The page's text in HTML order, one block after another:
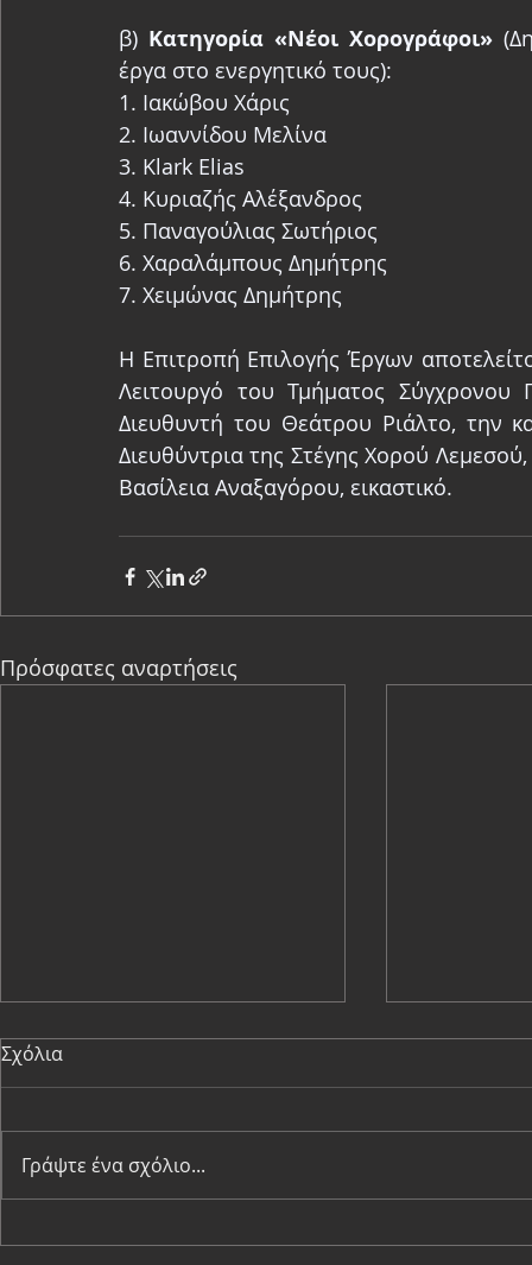
β) Κατηγορία «Νέοι Χορογράφοι»
έργα στο ενεργητικό τους):
1. Ιακώβου Χάρις
2. Ιωαννίδου Μελίνα
3. Klark Elias
4. Κυριαζής Αλέξανδρος
5. Παναγούλιας Σωτήριος
6. Χαραλάμπους Δημήτρης
7. Χειμώνας Δημήτρης
Η Επιτροπή Επιλογής Έργων
Λειτουργό του Τμήματος Σύγχρονου
Διευθυντή του Θεάτρου Ριάλτο, την
Διευθύντρια της Στέγης Χορού
Βασίλεια Αναξαγόρου, εικαστικό.
Πρόσφατες αναρτήσεις
To τριήμερο, συναρπαστικό
Τα έργα
Σχόλια
Γράψτε ένα σχόλιο...